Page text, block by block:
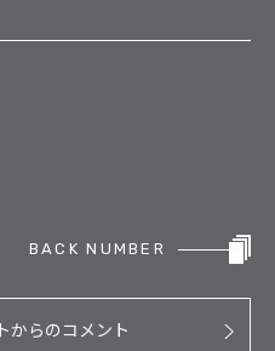
BACK NUMBER
からのコメント